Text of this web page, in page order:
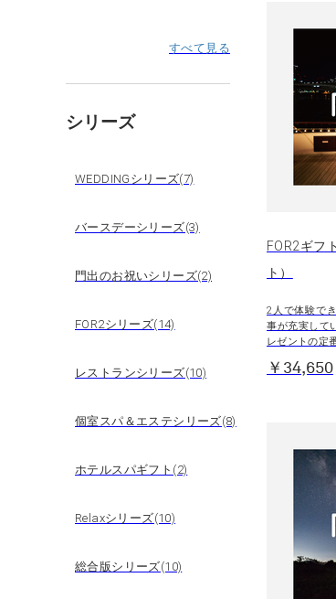
すべて見る
シリーズ
WEDDINGシリーズ(7)
バースデーシリーズ(3)
門出のお祝いシリーズ(2)
FOR2シリーズ(14)
レストランシリーズ(10)
個室スパ＆エステシリーズ(8)
ホテルスパギフト(2)
Relaxシリーズ(10)
総合版シリーズ(10)
FOR2ギフ
ト）
2人で体験で
事が充実して
レゼントの定
￥34,650